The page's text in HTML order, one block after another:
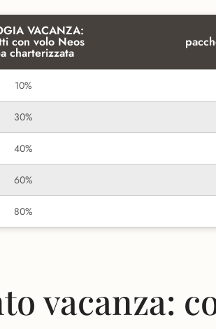
VACANZA:
con volo Neos
charterizzata
10%
30%
40%
60%
80%
vacanza: